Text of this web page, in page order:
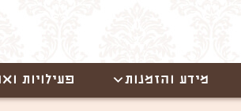
מידע והזמנות פעילויות